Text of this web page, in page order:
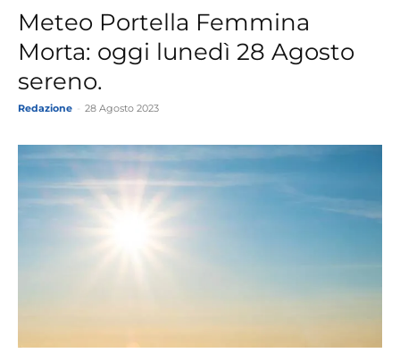
Meteo Portella Femmina
Morta: oggi lunedì 28 Agosto
sereno.
Redazione 28 Agosto 2023